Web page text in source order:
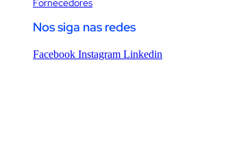
Fornecedores
Nos siga nas redes
Facebook Instagram Linkedin